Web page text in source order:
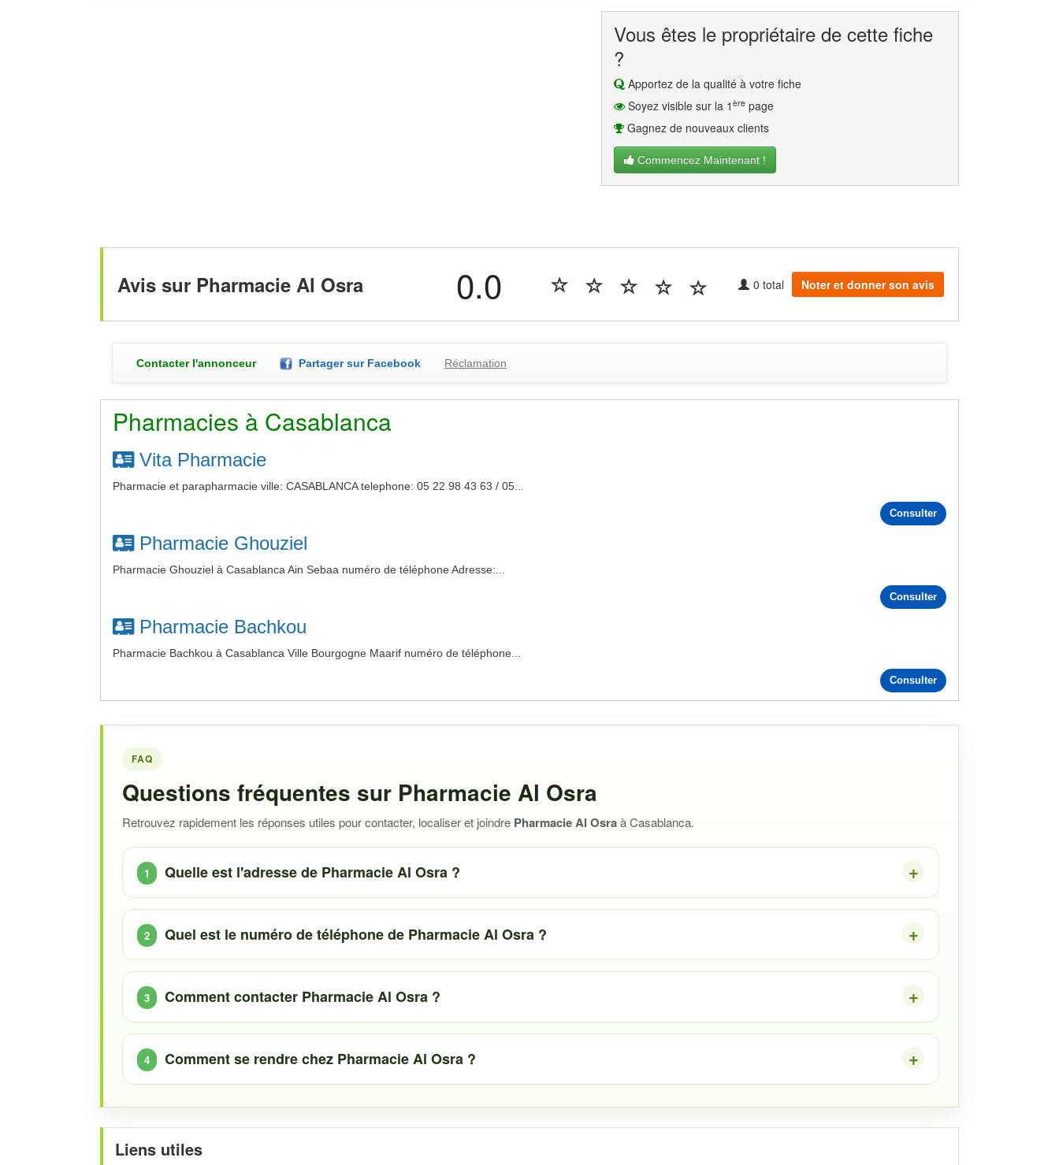
Vous êtes le propriétaire de cette fiche
?
Apportez de la qualité à votre fiche
Soyez visible sur la 1 èrepage
Gagnez de nouveaux clients
Commencez Maintenant !
Avis sur Pharmacie Al Osra 0.0 0 total Noter et donner son avis
Contacter l'annonceur Partager sur Facebook Réclamation
Pharmacies à Casablanca
Vita Pharmacie
Pharmacie et parapharmacie ville: CASABLANCA telephone: 05 22 98 43 63 / 05...
Consulter
Pharmacie Ghouziel
Pharmacie Ghouziel à Casablanca Ain Sebaa numéro de téléphone Adresse:...
Consulter
Pharmacie Bachkou
Pharmacie Bachkou à Casablanca Ville Bourgogne Maarif numéro de téléphone...
Consulter
FAQ
Questions fréquentes sur Pharmacie Al Osra
Retrouvez rapidement les réponses utiles pour contacter, localiser et joindre Pharmacie Al Osraà Casablanca.
Quelle est l'adresse de Pharmacie Al Osra ?
Quel est le numéro de téléphone de Pharmacie Al Osra ?
Comment contacter Pharmacie Al Osra ?
Comment se rendre chez Pharmacie Al Osra ?
Liens utiles